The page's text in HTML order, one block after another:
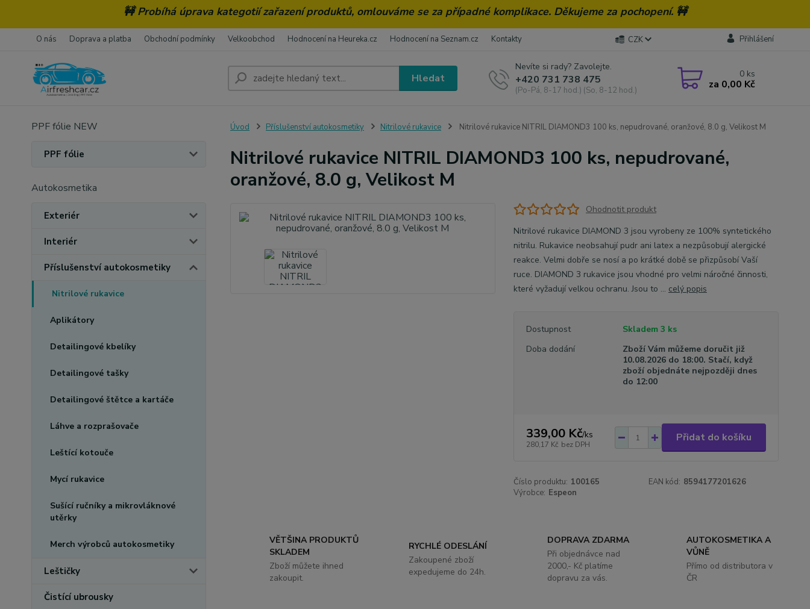
🚧 Probíhá úprava kategotií zařazení produktů, omlouváme se za případné komplikace. Děkujeme za pochopení. 🚧
O nás Doprava a platba Obchodní podmínky Velkoobchod Hodnocení na Heureka.cz Hodnocení na Seznam.cz Kontakty CZK Přihlášení
Hledat
Nevíte si rady? Zavolejte.
+420 731 738 475
(Po-Pá, 8-17 hod.) (So, 8-12 hod.)
0 ks
za 0,00 Kč
PPF fólie NEW
PPF fólie
Autokosmetika
Exteriér
Interiér
Příslušenství autokosmetiky
Nitrilové rukavice
Aplikátory
Detailingové kbelíky
Detailingové tašky
Detailingové štětce a kartáče
Láhve a rozprašovače
Leštící kotouče
Mycí rukavice
Sušící ručníky a mikrovláknové
utěrky
Merch výrobců autokosmetiky
Leštičky
Čistící ubrousky
Úvod Příslušenství autokosmetiky Nitrilové rukavice Nitrilové rukavice NITRIL DIAMOND3 100 ks, nepudrované, oranžové, 8.0 g, Velikost M
Nitrilové rukavice NITRIL DIAMOND3 100 ks, nepudrované,
oranžové, 8.0 g, Velikost M
Ohodnotit produkt
Nitrilové rukavice DIAMOND 3 jsou vyrobeny ze 100% syntetického
nitrilu. Rukavice neobsahují pudr ani latex a nezpůsobují alergické
reakce. Velmi dobře se nosí a po krátké době se přizpůsobí Vaší
ruce. DIAMOND 3 rukavice jsou vhodné pro velmi náročné činnosti,
které vyžadují velkou ochranu. Jsou to ... celý popis
Dostupnost
Skladem 3 ks
Doba dodání
Zboží Vám můžeme doručit již
10.08.2026 do 18:00. Stačí, když
zboží objednáte nejpozději dnes
do 12:00
339,00 Kč/ks
280,17 Kč bez DPH
Přidat do košíku
Číslo produktu: 100165 EAN kód: 8594177201626
Výrobce: Espeon
VĚTŠINA PRODUKTŮ
SKLADEM
Zboží můžete ihned
zakoupit.
RYCHLÉ ODESLÁNÍ
Zakoupené zboží
expedujeme do 24h.
DOPRAVA ZDARMA
Při objednávce nad
2000,- Kč platíme
dopravu za vás.
AUTOKOSMETIKA A
VŮNĚ
Přímo od distributora v
ČR